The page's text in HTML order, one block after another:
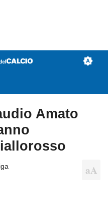
Amato